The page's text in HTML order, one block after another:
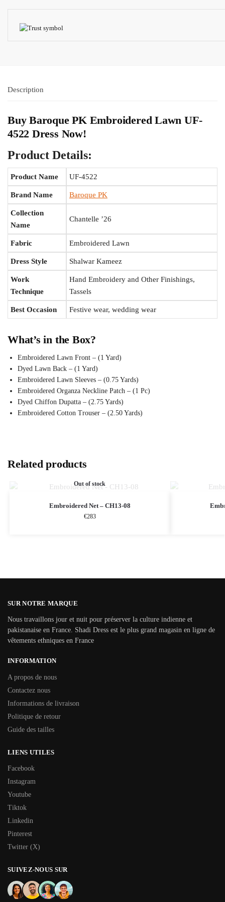
Description
Buy Baroque PK Embroidered Lawn UF-
4522 Dress Now!
Product Details:
Product Name UF-4522
Brand Name Baroque PK
Collection
Name
Chantelle ’26
Fabric Embroidered Lawn
Dress Style Shalwar Kameez
Work
Technique
Hand Embroidery and Other Finishings,
Tassels
Best Occasion Festive wear, wedding wear
What’s in the Box?
Embroidered Lawn Front – (1 Yard)
Dyed Lawn Back – (1 Yard)
Embroidered Lawn Sleeves – (0.75 Yards)
Embroidered Organza Neckline Patch – (1 Pc)
Dyed Chiffon Dupatta – (2.75 Yards)
Embroidered Cotton Trouser – (2.50 Yards)
Related products
Out of stock
Embroidered Net – CH13-08
€283
SUR NOTRE MARQUE
Nous travaillons jour et nuit pour préserver la culture indienne et
pakistanaise en France. Shadi Dress est le plus grand magasin en ligne de
vêtements ethniques en France
INFORMATION
A propos de nous
Contactez nous
Informations de livraison
Politique de retour
Guide des tailles
LIENS UTILES
Facebook
Instagram
Youtube
Tiktok
Linkedin
Pinterest
Twitter (X)
SUIVEZ-NOUS SUR